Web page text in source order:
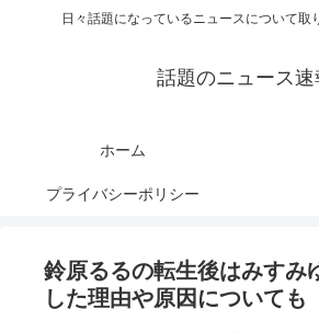
日々話題になっているニュースについて取
話題のニュース速
ホーム
プライバシーポリシー
鈴原るるの転生後はみすみ
した理由や原因についても